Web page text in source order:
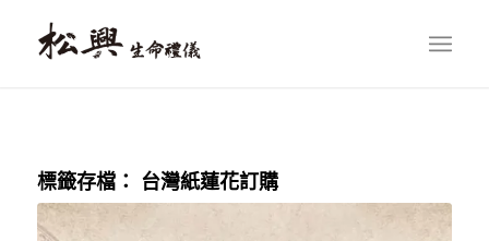
標籤存檔： 台灣紙蓮花訂購